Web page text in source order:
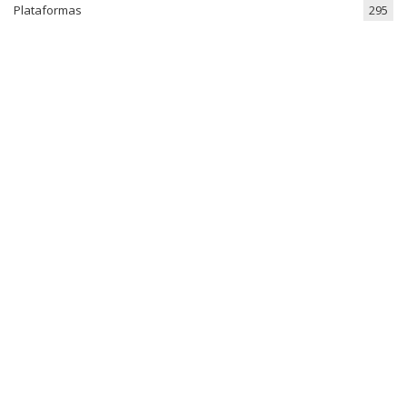
Plataformas 295